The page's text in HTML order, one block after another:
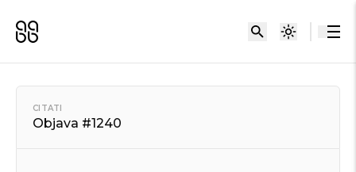
CITATI
Objava #1240